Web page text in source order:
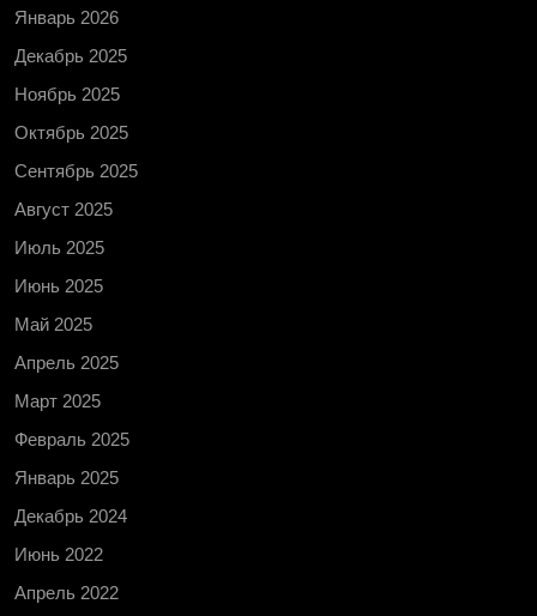
Январь 2026
Декабрь 2025
Ноябрь 2025
Октябрь 2025
Сентябрь 2025
Август 2025
Июль 2025
Июнь 2025
Май 2025
Апрель 2025
Март 2025
Февраль 2025
Январь 2025
Декабрь 2024
Июнь 2022
Апрель 2022